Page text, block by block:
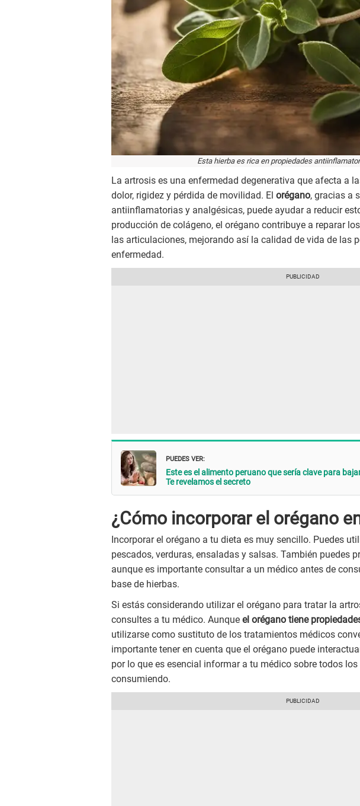
Esta hierba es rica en propiedades
La artrosis es una enfermedad degenerativa que afecta a
dolor, rigidez y pérdida de movilidad. El orégano, gracias a
antiinflamatorias y analgésicas, puede ayudar a reducir
producción de colágeno, el orégano contribuye a reparar
las articulaciones, mejorando así la calidad de vida de las
enfermedad.
PUEDES VER:
Este es el alimento peruano que sería clave para
Te revelamos el secreto
¿Cómo incorporar el orégano
Incorporar el orégano a tu dieta es muy sencillo. Puedes
pescados, verduras, ensaladas y salsas. También puedes
aunque es importante consultar a un médico antes de
base de hierbas.
Si estás considerando utilizar el orégano para tratar la
consultes a tu médico. Aunque el orégano tiene
utilizarse como sustituto de los tratamientos médicos
importante tener en cuenta que el orégano puede
por lo que es esencial informar a tu médico sobre todos
consumiendo.